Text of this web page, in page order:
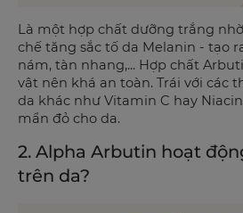
Là một hợp chất dưỡng trắng
chế tăng sắc tố da Melanin - tạo
nám, tàn nhang,... Hợp chất
vật nên khá an toàn. Trái với các
da khác như Vitamin C hay
mẩn đỏ cho da.
2. Alpha Arbutin hoạt
trên da?